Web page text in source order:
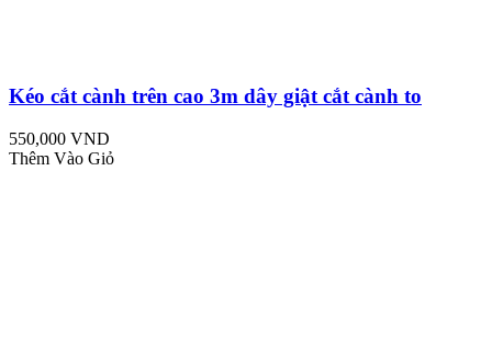
Kéo cắt cành trên cao 3m dây giật cắt cành to
550,000 VND
Thêm Vào Giỏ